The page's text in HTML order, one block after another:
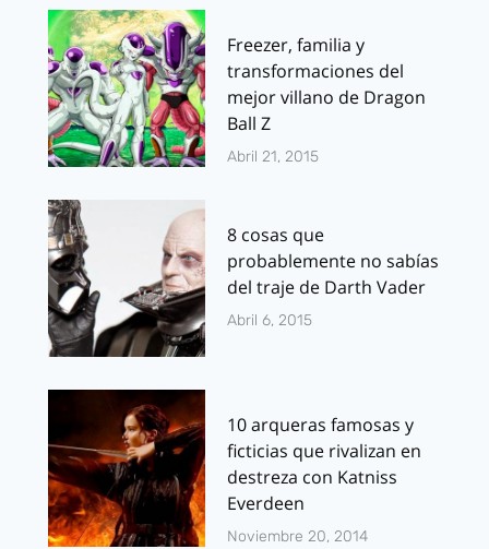
Freezer, familia y
transformaciones del
mejor villano de Dragon
Ball Z
Abril 21, 2015
8 cosas que
probablemente no sabías
del traje de Darth Vader
Abril 6, 2015
10 arqueras famosas y
ficticias que rivalizan en
destreza con Katniss
Everdeen
Noviembre 20, 2014